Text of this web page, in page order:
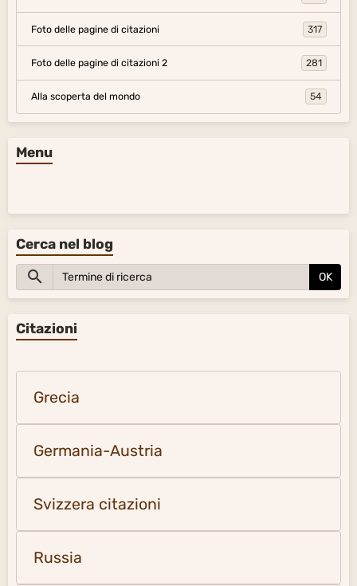
Foto delle pagine di citazioni 317
Foto delle pagine di citazioni 2 281
Alla scoperta del mondo 54
Menu
Cerca nel blog
OK
Citazioni
Grecia
Germania-Austria
Svizzera citazioni
Russia